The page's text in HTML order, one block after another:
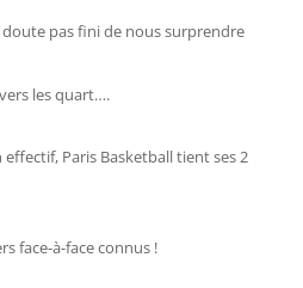
doute pas fini de nous surprendre
les quart….
Paris Basketball tient ses 2
face-à-face connus !